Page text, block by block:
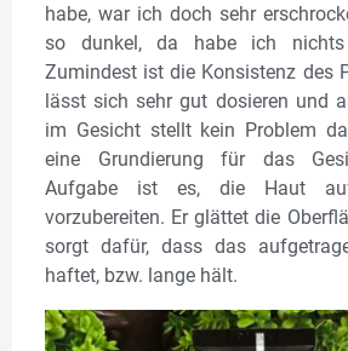
habe, war ich doch sehr
so dunkel, da habe ich nichts
Zumindest ist die Konsistenz des
lässt sich sehr gut dosieren und
im Gesicht stellt kein Problem
eine Grundierung für das
Aufgabe ist es, die Haut
vorzubereiten. Er glättet die
sorgt dafür, dass das
haftet, bzw. lange hält.